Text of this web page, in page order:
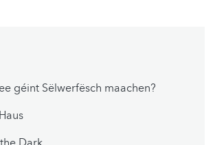
géint Sëlwerfësch maachen?